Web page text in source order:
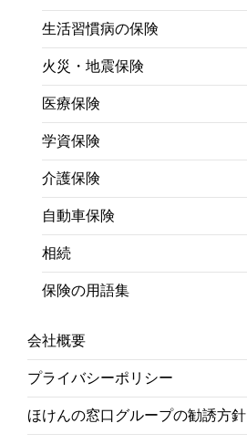
生活習慣病の保険
火災・地震保険
医療保険
学資保険
介護保険
自動車保険
相続
保険の用語集
会社概要
プライバシーポリシー
ほけんの窓口グループの勧誘方針